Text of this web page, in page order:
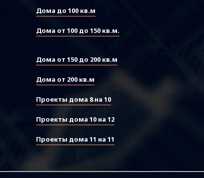
Дома до 100 кв.м
Дома от 100 до 150 кв.м.
Дома от 150 до 200 кв.м
Дома от 200 кв.м
Проекты дома 8 на 10
Проекты дома 10 на 12
Проекты дома 11 на 11